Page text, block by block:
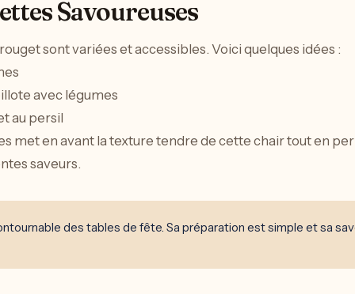
Savoureuses
sont variées et accessibles. Voici quelques idées :
avec légumes
au persil
met en avant la texture tendre de cette chair tout en
saveurs.
des tables de fête. Sa préparation est simple et sa